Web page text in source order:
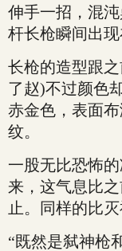
伸手一招，混
杆长枪瞬间出现
长枪的造型跟
了赵)不过颜色
赤金色，表面
纹。
一股无比恐怖
来，这气息比
止。同样的比
“既然是弑神枪